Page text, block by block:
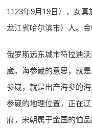
1123年9月19日），女
龙江省哈尔滨市）人。
俄罗斯远东城市符拉迪
崴。海参崴的意思，就
参崴，就是出产海参的
参崴的地理位置，正在
府，宋朝属于金国的恤